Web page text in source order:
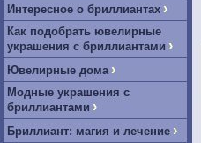
Интересное о бриллиантах ›
Как подобрать ювелирные
украшения с бриллиантами ›
Ювелирные дома ›
Модные украшения с
бриллиантами ›
Бриллиант: магия и лечение ›